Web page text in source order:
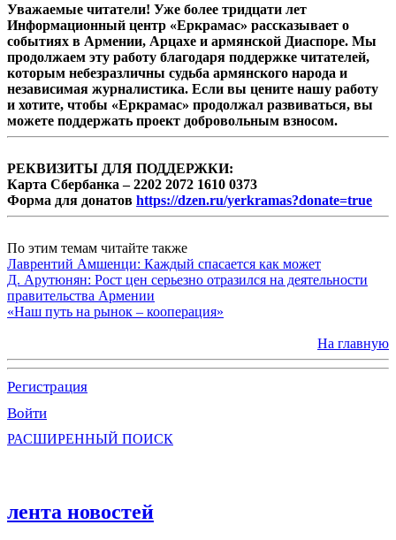
Уважаемые читатели! Уже более тридцати лет
Информационный центр «Еркрамас» рассказывает о
событиях в Армении, Арцахе и армянской Диаспоре. Мы
продолжаем эту работу благодаря поддержке читателей,
которым небезразличны судьба армянского народа и
независимая журналистика. Если вы цените нашу работу
и хотите, чтобы «Еркрамас» продолжал развиваться, вы
можете поддержать проект добровольным взносом.
РЕКВИЗИТЫ ДЛЯ ПОДДЕРЖКИ:
Карта Сбербанка – 2202 2072 1610 0373
Форма для донатов https://dzen.ru/yerkramas?donate=true
По этим темам читайте также
Лаврентий Амшенци: Каждый спасается как может
Д. Арутюнян: Рост цен серьезно отразился на деятельности
правительства Армении
«Наш путь на рынок – кооперация»
На главную
Регистрация
Войти
РАСШИРЕННЫЙ ПОИСК
лента новостей